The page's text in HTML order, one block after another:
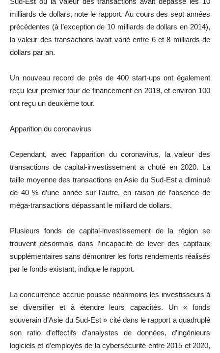
milliards de dollars, note le rapport. Au cours des sept années
précédentes (à l’exception de 10 milliards de dollars en 2014),
la valeur des transactions avait varié entre 6 et 8 milliards de
dollars par an.
Un nouveau record de près de 400 start-ups ont également
reçu leur premier tour de financement en 2019, et environ 100
ont reçu un deuxième tour.
Apparition du coronavirus
Cependant, avec l’apparition du coronavirus, la valeur des
transactions de capital-investissement a chuté en 2020. La
taille moyenne des transactions en Asie du Sud-Est a diminué
de 40 % d’une année sur l’autre, en raison de l’absence de
méga-transactions dépassant le milliard de dollars.
Plusieurs fonds de capital-investissement de la région se
trouvent désormais dans l’incapacité de lever des capitaux
supplémentaires sans démontrer les forts rendements réalisés
par le fonds existant, indique le rapport.
La concurrence accrue pousse néanmoins les investisseurs à
se diversifier et à étendre leurs capacités. Un « fonds
souverain d’Asie du Sud-Est » cité dans le rapport a quadruplé
son ratio d’effectifs d’analystes de données, d’ingénieurs
logiciels et d’employés de la cybersécurité entre 2015 et 2020,